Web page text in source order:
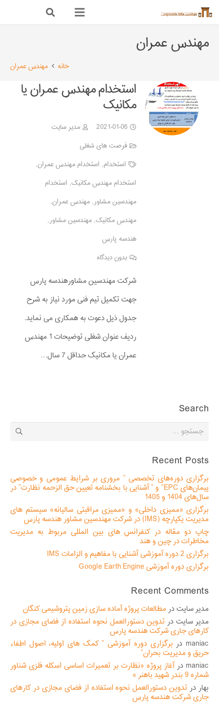
مهندس عمران
خانه مهندس عمران
استخدام مهندس عمران یا
مکانیک
2021-01-06
مدیر سایت
فرصت های شغلی
استخدام, استخدام مهندس عمران,
استخدام مهندس مکانیک, استخدام
مهندسین مشاور,مهندس عمران,
مهندس مکانیک,مهندسین مشاور,
هندسه پارس
بدون دیدگاه
شرکت مهندسین مشاورهندسه پارس
جهت تکمیل تیم فنی مورد نیاز به شرح
جدول ذیل دعوت به همکاری می نماید.
ردیف عنوان شغلی توضیحات 1 مهندس
عمران یا مکانیک حداقل 7 سال…
Search
جستجو
Recent Posts
برگزاری دوره‌های تخصصی ” مروری بر شرایط عمومی و خصوصی
پیمان‌های EPC” و ” آشنایی با بخشنامه تعیین حق الزحمه نظارت” در
سال‌های 1404 و 1405
برگزاری «ممیزی داخلی» و «ممیزی مراقبتی سالیانه» سیستم های
مدیریت یکپارچه (IMS) در شرکت مهندسین مشاور هندسه پارس
چاپ دو مقاله در کنفرانس های بین المللی مربوط به مدیریت
مخاطرات در چین و هند
برگزاری 2 دوره آموزشی آشنایی با مفاهیم و الزامات IMS
برگزاری دوره آموزشی Google Earth Engine
Recent Comments
مدیر سایتدر مطالعات پروژه آماده سازی زمین پتروشیمی کنگان
مدیر سایت در تدوین دستورالعمل نحوه استفاده از فضای مجازی در
کارهای جاری شرکت هندسه پارس
maniac در برگزاری دوره آموزشی ” کمک های اولیه، اصول اطفاء
حریق و مدیریت بحران”
maniac درآغاز پروژه «نظارت بر تعمیرات اساسی اسکله فلزی شناور
شماره 9 بندر شهید باهنر »
بهار در تدوین دستورالعمل نحوه استفاده از فضای مجازی در کارهای
جاری شرکت هندسه پارس